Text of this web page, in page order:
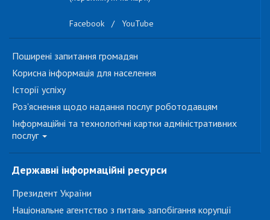
Facebook / YouTube
Поширені запитання громадян
Корисна інформація для населення
Історії успіху
Роз'яснення щодо надання послуг роботодавцям
Інформаційні та технологічні картки адміністративних
послуг
Державні інформаційні ресурси
Президент України
Національне агентство з питань запобігання корупції